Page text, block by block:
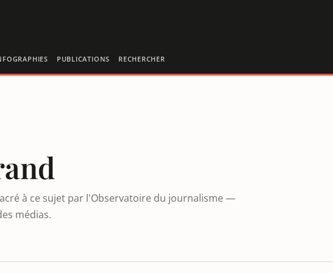
PUBLICATIONS RECHERCHER
à ce sujet par l'Observatoire du journalisme —
médias.